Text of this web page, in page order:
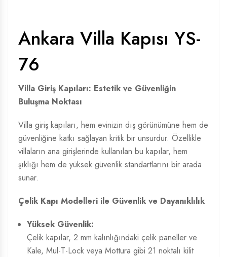
Ankara Villa Kapısı YS-
76
Villa Giriş Kapıları: Estetik ve Güvenliğin
Buluşma Noktası
Villa giriş kapıları, hem evinizin dış görünümüne hem de
güvenliğine katkı sağlayan kritik bir unsurdur. Özellikle
villaların ana girişlerinde kullanılan bu kapılar, hem
şıklığı hem de yüksek güvenlik standartlarını bir arada
sunar.
Çelik Kapı Modelleri ile Güvenlik ve Dayanıklılık
Yüksek Güvenlik:
Çelik kapılar, 2 mm kalınlığındaki çelik paneller ve
Kale, Mul-T-Lock veya Mottura gibi 21 noktalı kilit